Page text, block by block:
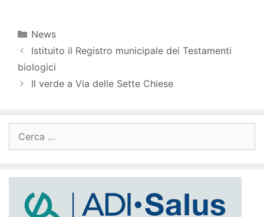
Categorie
News
Istituito il Registro municipale dei Testamenti
biologici
Il verde a Via delle Sette Chiese
per: